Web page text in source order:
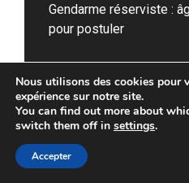
Gendarme réserviste :
pour postuler
AFC Formation
Nous utilisons des cookies pour
expérience sur notre site.
You can find out more about
switch them off in settings.
Accepter